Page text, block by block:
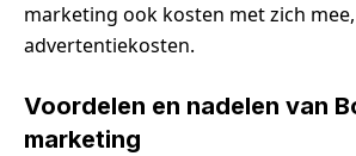
marketing ook kosten met zich
advertentiekosten.
Voordelen en nadelen van
marketing